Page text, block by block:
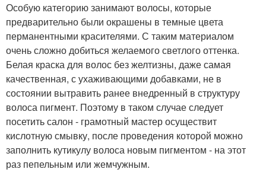
Особую категорию занимают волосы, которые
предварительно были окрашены в темные цвета
перманентными красителями. С таким материалом
очень сложно добиться желаемого светлого оттенка.
Белая краска для волос без желтизны, даже самая
качественная, с ухаживающими добавками, не в
состоянии вытравить ранее внедренный в структуру
волоса пигмент. Поэтому в таком случае следует
посетить салон - грамотный мастер осуществит
кислотную смывку, после проведения которой можно
заполнить кутикулу волоса новым пигментом - на этот
раз пепельным или жемчужным.